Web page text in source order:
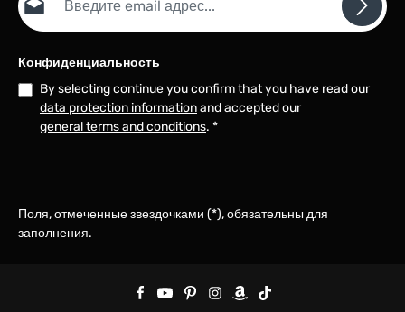
Конфиденциальность
By selecting continue you confirm that you have read our
data protection informationand accepted our
general terms and conditions. *
Поля, отмеченные звездочками (*), обязательны для
заполнения.